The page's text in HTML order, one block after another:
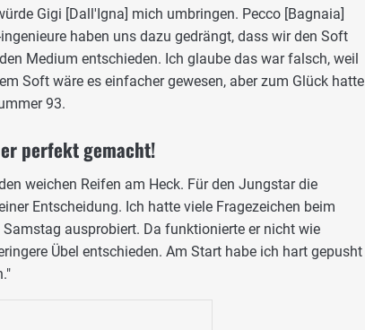
Gigi [Dall'Igna] mich umbringen. Pecco [Bagnaia]
haben uns dazu gedrängt, dass wir den Soft
Medium entschieden. Ich glaube das war falsch, weil
Soft wäre es einfacher gewesen, aber zum Glück hatte
93.
perfekt gemacht!
weichen Reifen am Heck. Für den Jungstar die
Entscheidung. Ich hatte viele Fragezeichen beim
ausprobiert. Da funktionierte er nicht wie
Übel entschieden. Am Start habe ich hart gepusht